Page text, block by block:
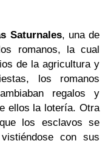
Saturnales, una de
romanos, la cual
de la agricultura y
los romanos
regalos y
ellos la lotería. Otra
los esclavos se
con sus